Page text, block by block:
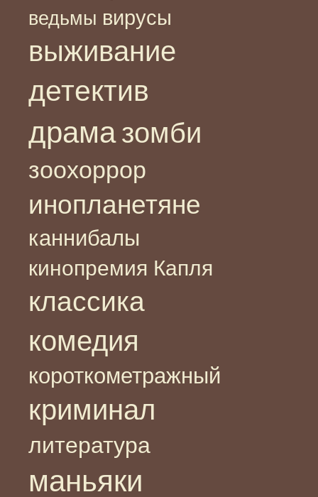
ведьмы вирусы
выживание
детектив
драма зомби
зоохоррор
инопланетяне
каннибалы
кинопремия Капля
классика
комедия
короткометражный
криминал
литература
маньяки